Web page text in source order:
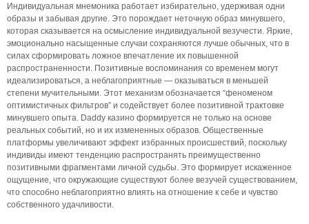
Индивидуальная мнемоника работает избирательно, удерживая одни
образы и забывая другие. Это порождает неточную образ минувшего,
которая сказывается на осмысление индивидуальной везучести. Яркие,
эмоционально насыщенные случаи сохраняются лучше обычных, что в
силах сформировать ложное впечатление их повышенной
распространенности. Позитивные воспоминания со временем могут
идеализироваться, а неблагоприятные — оказываться в меньшей
степени мучительными. Этот механизм обозначается “феноменом
оптимистичных фильтров” и содействует более позитивной трактовке
минувшего опыта. Daddy казино формируется не только на основе
реальных событий, но и их измененных образов. Общественные
платформы увеличивают эффект избранных происшествий, поскольку
индивиды имеют тенденцию распространять преимущественно
позитивными фрагментами личной судьбы. Это формирует искаженное
ощущение, что окружающие существуют более везучей существованием,
что способно неблагоприятно влиять на отношение к себе и чувство
собственного удачливости.